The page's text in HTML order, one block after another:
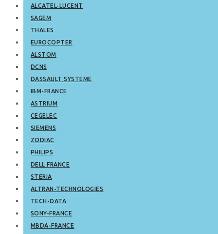
ALCATEL-LUCENT
SAGEM
THALES
EUROCOPTER
ALSTOM
DCNS
DASSAULT SYSTEME
IBM-FRANCE
ASTRIUM
CEGELEC
SIEMENS
ZODIAC
PHILIPS
DELL FRANCE
STERIA
ALTRAN-TECHNOLOGIES
TECH-DATA
SONY-FRANCE
MBDA-FRANCE